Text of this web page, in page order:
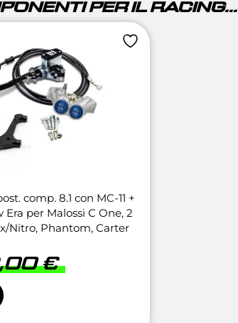
PER IL RACING...
comp. 8.1 con MC-11 +
Era per Malossi C One, 2
Nitro, Phantom, Carter
€